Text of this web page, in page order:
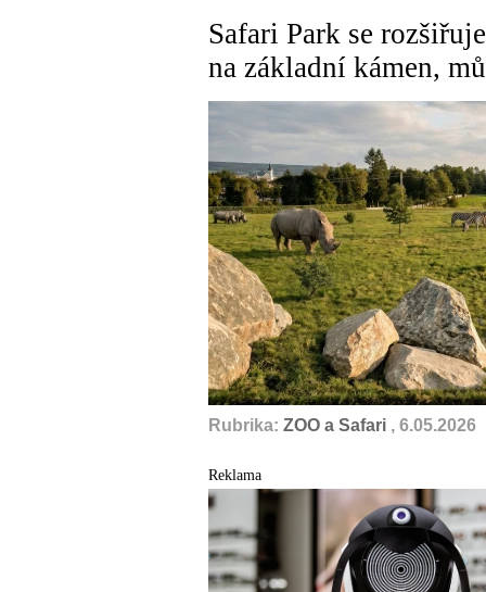
Safari Park se
na základní kámen,
Rubrika: ZOO a Safari , 6.05.2026
Reklama